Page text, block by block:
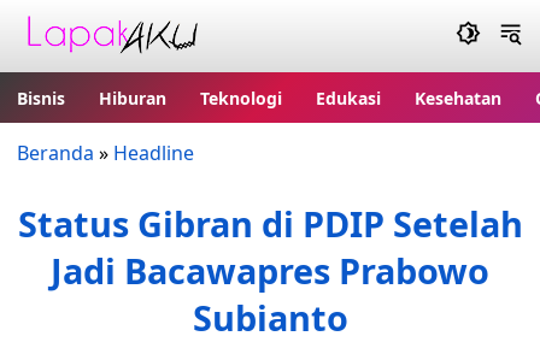
Bisnis Hiburan Teknologi Edukasi Kesehatan
Beranda » Headline
Status Gibran di PDIP Setelah
Jadi Bacawapres Prabowo
Subianto